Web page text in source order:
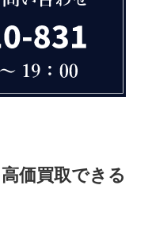
価買取できる